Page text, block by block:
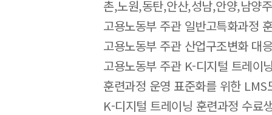
촌,노원,동탄,안산,성남,안양,남양주
고용노동부 주관 일반고특화과정
고용노동부 주관 산업구조변화 대
고용노동부 주관 K-디지털 트레이
훈련과정 운영 표준화를 위한 LMS
K-디지털 트레이닝 훈련과정 수료